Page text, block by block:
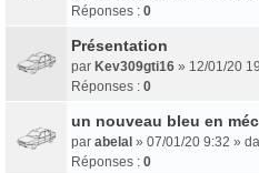
Réponses : 0
Présentation
par Kev309gti16 » 12/01/20
Réponses : 0
un nouveau bleu en
par abelal » 07/01/20 9:32 »
Réponses : 0